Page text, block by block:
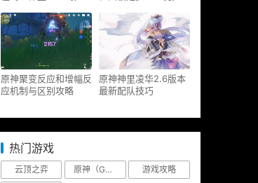
原神聚变反应和增幅反
应机制与区别攻略
原神神里凌华2.6版本
最新配队技巧
热门游戏
云顶之弈 原神（Genshin Impact）
游戏攻略